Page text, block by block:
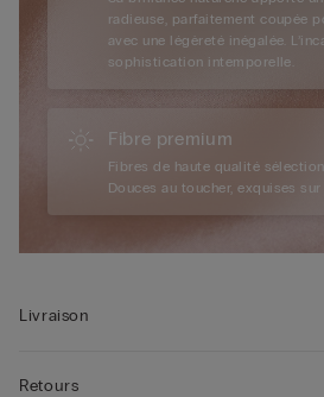
radieuse, parfaitement coupée
avec une légèreté inégalée.
sophistication intemporelle.
Fibre premium
Fibres de haute qualité
Douces au toucher, exquises sur
Livraison
Retours